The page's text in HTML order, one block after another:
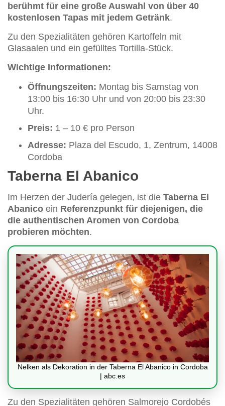
berühmt für eine große Auswahl von über 40
kostenlosen Tapas mit jedem Getränk.
Zu den Spezialitäten gehören Kartoffeln mit
Glasaalen und ein gefülltes Tortilla-Stück.
Wichtige Informationen:
Öffnungszeiten: Montag bis Samstag von
13:00 bis 16:30 Uhr und von 20:00 bis 23:30
Uhr.
Preis: 1 – 10 € pro Person
Adresse: Plaza del Escudo, 1, Zentrum, 14008
Cordoba
Taberna El Abanico
Im Herzen der Judería gelegen, ist die Taberna El
Abanico ein Referenzpunkt für diejenigen, die
die authentischen Aromen von Cordoba
probieren möchten.
Nelken als Dekoration in der Taberna El Abanico in Cordoba
| abc.es
Zu den Spezialitäten gehören Salmorejo Cordobés